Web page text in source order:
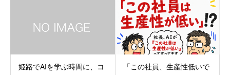
姫路でAIを学ぶ時間に、コ
「この社員、生産性低いで